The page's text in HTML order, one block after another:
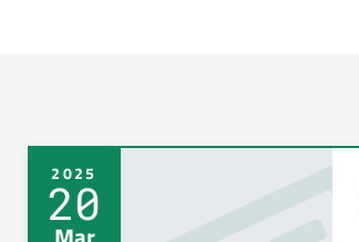
2025
20